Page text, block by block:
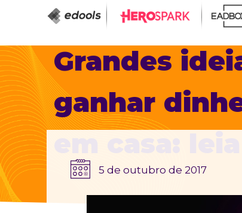
Grandes
ganhar
5 de outubro de 2017